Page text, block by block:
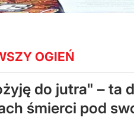
OGIEŃ
do jutra" – ta
śmierci pod